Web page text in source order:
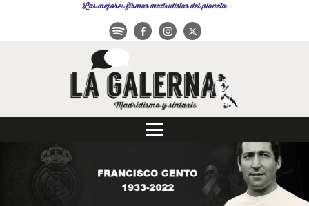
Las mejores firmas madridistas del planeta